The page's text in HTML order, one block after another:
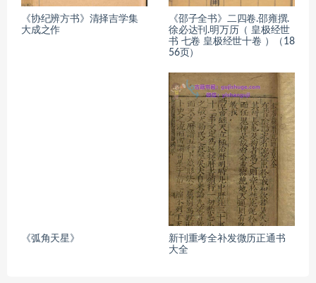
《协纪辨方书》清择吉学集
大成之作
《邵子全书》二四卷.邵雍撰.
徐必达刊.明万历（ 皇极经世
书 七卷 皇极经世十卷 ）（18
56页）
《弧角天星》
新刊重考全补发微历正通书
大全